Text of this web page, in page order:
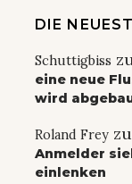
DIE
Schuttigbiss
eine neue
wird
Roland Frey zu
Anmelder
einlenken